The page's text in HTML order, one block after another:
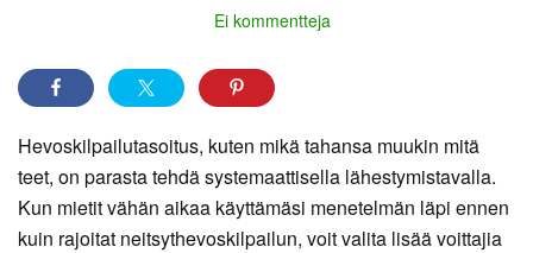
Ei kommentteja
Hevoskilpailutasoitus, kuten mikä tahansa muukin mitä
teet, on parasta tehdä systemaattisella lähestymistavalla.
Kun mietit vähän aikaa käyttämäsi menetelmän läpi ennen
kuin rajoitat neitsythevoskilpailun, voit valita lisää voittajia